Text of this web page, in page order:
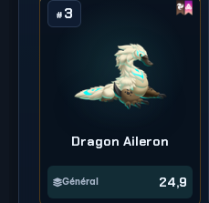
# 3
Dragon Aileron
Général 24,9